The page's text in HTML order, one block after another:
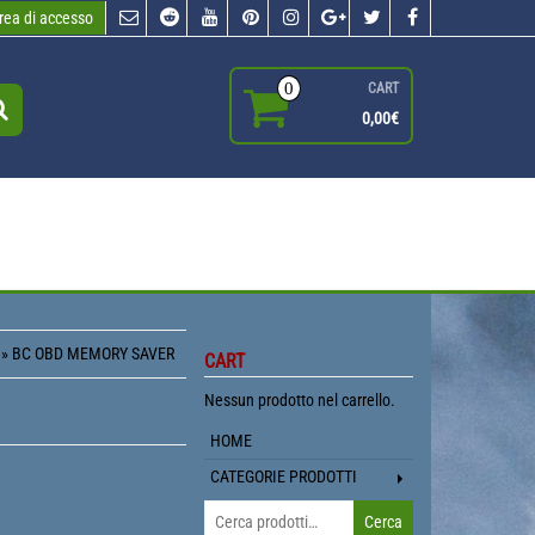
di accesso
0 CART
0,00€
BC OBD MEMORY SAVER CART
Nessun prodotto nel carrello.
HOME
CATEGORIE PRODOTTI
Cerca